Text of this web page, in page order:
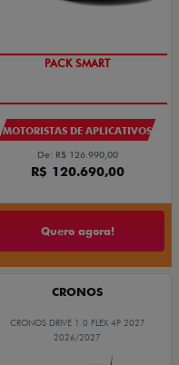
PACK SMART
MOTORISTAS DE APLICATIVOS
De: R$ 126.990,00
R$ 120.690,00
Quero agora!
CRONOS
CRONOS DRIVE 1.0 FLEX 4P 2027
2026/2027